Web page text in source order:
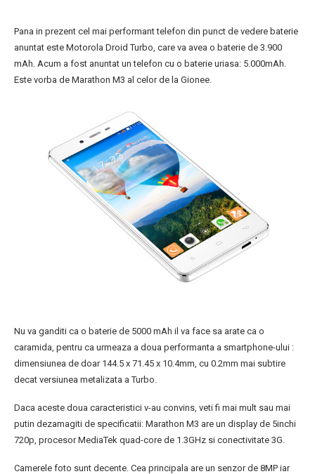
Pana in prezent cel mai performant telefon din punct de vedere baterie
anuntat este Motorola Droid Turbo, care va avea o baterie de 3.900
mAh. Acum a fost anuntat un telefon cu o baterie uriasa: 5.000mAh.
Este vorba de Marathon M3 al celor de la Gionee.
Nu va ganditi ca o baterie de 5000 mAh il va face sa arate ca o
caramida, pentru ca urmeaza a doua performanta a smartphone-ului :
dimensiunea de doar 144.5 x 71.45 x 10.4mm, cu 0.2mm mai subtire
decat versiunea metalizata a Turbo.
Daca aceste doua caracteristici v-au convins, veti fi mai mult sau mai
putin dezamagiti de specificatii: Marathon M3 are un display de 5inchi
720p, procesor MediaTek quad-core de 1.3GHz si conectivitate 3G.
Camerele foto sunt decente. Cea principala are un senzor de 8MP iar